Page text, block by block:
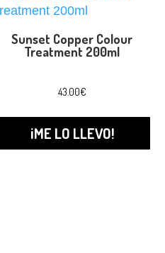
Sunset Copper Colour
Treatment 200ml
43.00€
¡ME LO LLEVO!